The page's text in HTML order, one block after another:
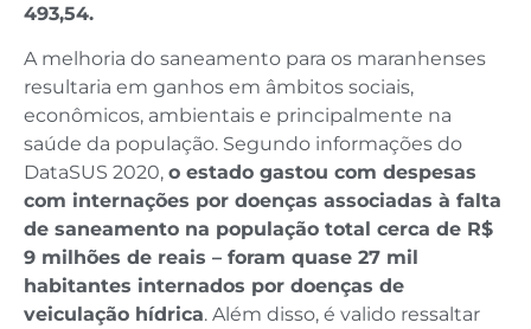
493,54.
A melhoria do saneamento para os maranhenses
resultaria em ganhos em âmbitos sociais,
econômicos, ambientais e principalmente na
saúde da população. Segundo informações do
DataSUS 2020, o estado gastou com despesas
com internações por doenças associadas à falta
de saneamento na população total cerca de R$
9 milhões de reais – foram quase 27 mil
habitantes internados por doenças de
veiculação hídrica. Além disso, é valido ressaltar